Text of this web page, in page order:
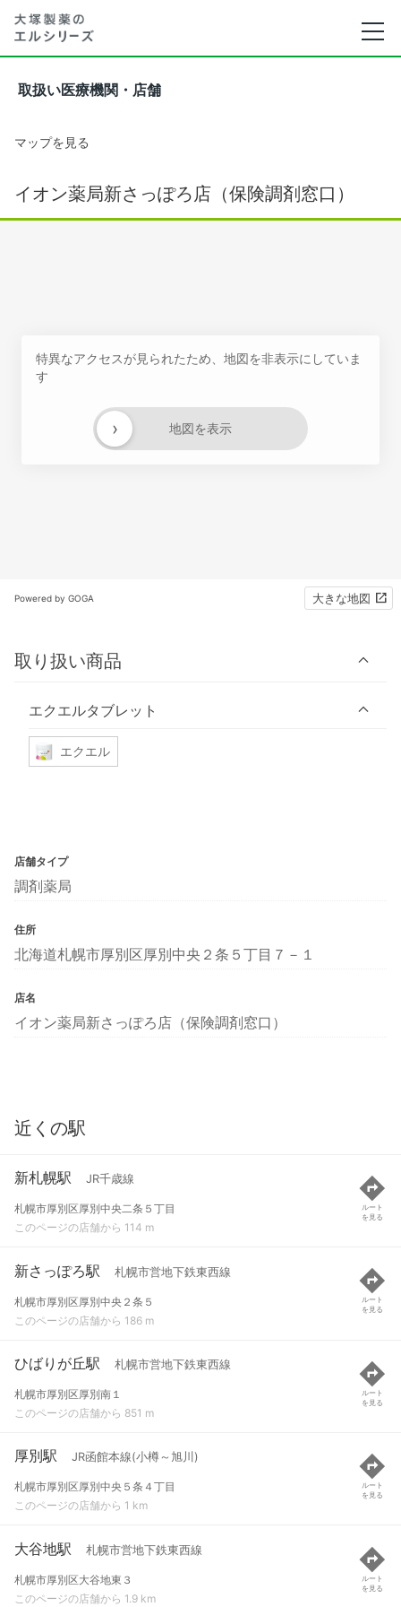
取扱い医療機関・店舗
マップを見る
イオン薬局新さっぽろ店（保険調剤窓口）
特異なアクセスが見られたため、地図を非表示にしていま
す
地図を表示
›
Powered by GOGA 大きな地図
取り扱い商品
エクエルタブレット
エクエル
店舗タイプ
調剤薬局
住所
北海道札幌市厚別区厚別中央２条５丁目７－１
店名
イオン薬局新さっぽろ店（保険調剤窓口）
近くの駅
新札幌駅 JR千歳線
札幌市厚別区厚別中央二条５丁目
このページの店舗から 114 m
ルート
を見る
新さっぽろ駅 札幌市営地下鉄東西線
札幌市厚別区厚別中央２条５
このページの店舗から 186 m
ルート
を見る
ひばりが丘駅 札幌市営地下鉄東西線
札幌市厚別区厚別南１
このページの店舗から 851 m
ルート
を見る
厚別駅 JR函館本線(小樽～旭川)
札幌市厚別区厚別中央５条４丁目
このページの店舗から 1 km
ルート
を見る
大谷地駅 札幌市営地下鉄東西線
札幌市厚別区大谷地東３
このページの店舗から 1.9 km
ルート
を見る